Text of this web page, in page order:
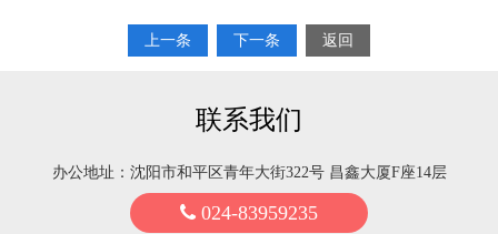
上一条 下一条 返回
联系我们
办公地址：沈阳市和平区青年大街322号 昌鑫大厦F座14层
024-83959235